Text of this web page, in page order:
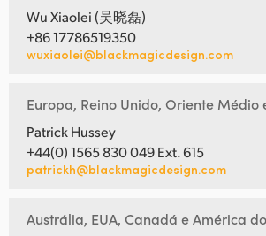
Wu Xiaolei (吴晓磊)
+86 17786519350
wuxiaolei@blackmagicdesign.com
Europa, Reino Unido, Oriente Médio
Patrick Hussey
+44(0) 1565 830 049 Ext. 615
patrickh@blackmagicdesign.com
Austrália, EUA, Canadá e América